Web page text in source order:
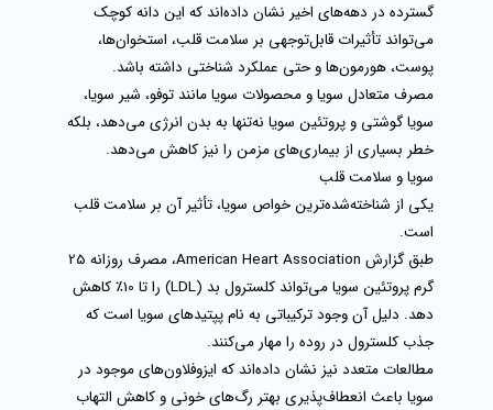
گسترده در دهه‌های اخیر نشان داده‌اند که این دانه کوچک
می‌تواند تأثیرات قابل‌توجهی بر سلامت قلب، استخوان‌ها،
پوست، هورمون‌ها و حتی عملکرد شناختی داشته باشد.
مصرف متعادل سویا و محصولات سویامانند توفو، شیر سویا،
سویا گوشتی و پروتئین سویا نه‌تنها به بدن انرژی می‌دهد، بلکه
خطر بسیاری از بیماری‌های مزمن را نیز کاهش می‌دهد.
سویا و سلامت قلب
یکی از شناخته‌شده‌ترین خواص سویا، تأثیر آن بر سلامت قلب
است.
طبق گزارش American Heart Association
، مصرف روزانه 25
گرمپروتئین سویا
می‌تواند کلسترول بد (LDL) را تا 10٪ کاهش
دهد. دلیل آن وجود ترکیباتی به نامپپتیدهای سویا است که
جذب کلسترول در روده را مهار می‌کنند.
مطالعات متعدد نیز نشان داده‌اند که ایزوفلاون‌های موجود در
سویا باعث انعطاف‌پذیری بهتر رگ‌های خونی و کاهش التهاب